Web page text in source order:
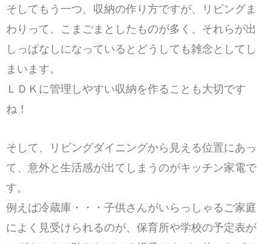
そしてもう一つ、収納の作り方ですが、リビングま
わりって、こまごまとしたものが多く、それらが出
しっぱなしになっているとどうしても雑念としてし
まいます。
ＬＤＫに管理しやすい収納を作ることも大切です
ね！
そして、リビングダイニングから見える位置にあっ
て、意外と生活感が出てしまうのがキッチン家電で
す。
例えば冷蔵庫・・・子供さんがいらっしゃるご家庭
によく見受けられるのが、保育所や学校の予定表が